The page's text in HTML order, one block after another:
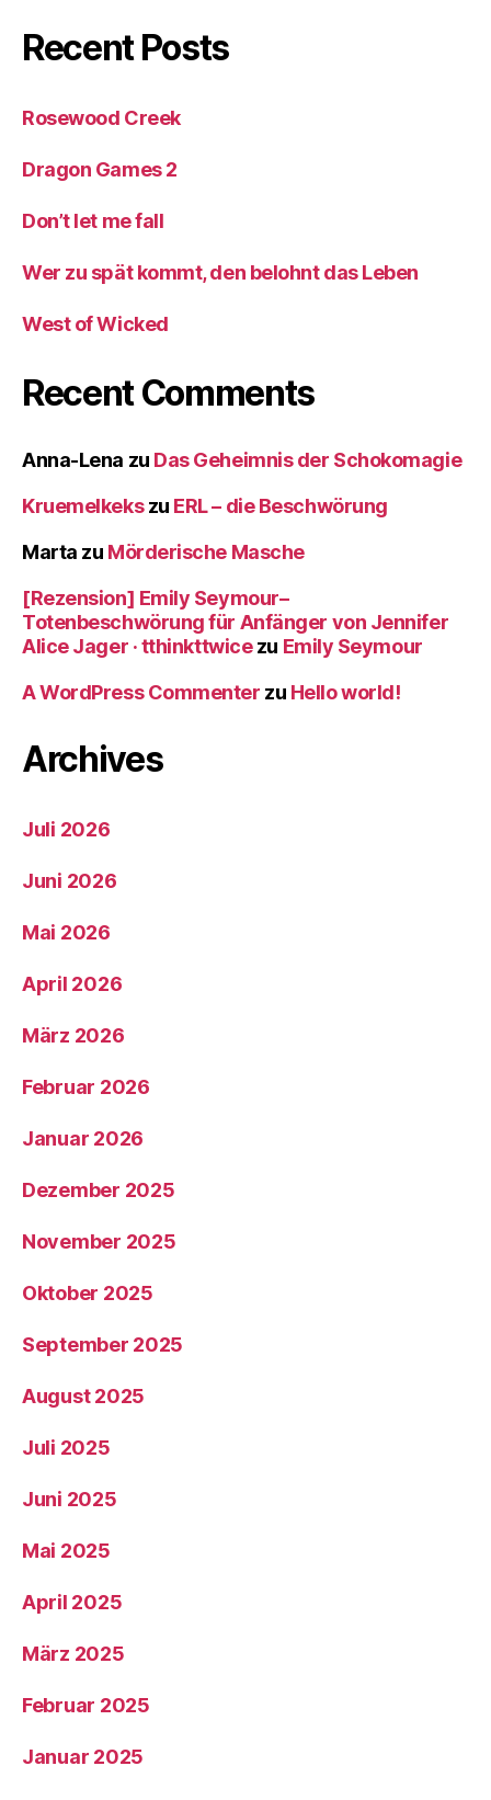
Recent Posts
Rosewood Creek
Dragon Games 2
Don’t let me fall
Wer zu spät kommt, den belohnt das Leben
West of Wicked
Recent Comments
Anna-Lena zu Das Geheimnis der Schokomagie
Kruemelkekszu ERL – die Beschwörung
Marta zu Mörderische Masche
[Rezension] Emily Seymour–
Totenbeschwörung für Anfänger von Jennifer
Alice Jager · tthinkttwicezu Emily Seymour
A WordPress Commenter zu Hello world!
Archives
Juli 2026
Juni 2026
Mai 2026
April 2026
März 2026
Februar 2026
Januar 2026
Dezember 2025
November 2025
Oktober 2025
September 2025
August 2025
Juli 2025
Juni 2025
Mai 2025
April 2025
März 2025
Februar 2025
Januar 2025